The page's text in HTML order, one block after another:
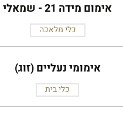
אימום מידה 21 - שמאלי
כלי מלאכה
אימומי נעליים (זוג)
כלי בית